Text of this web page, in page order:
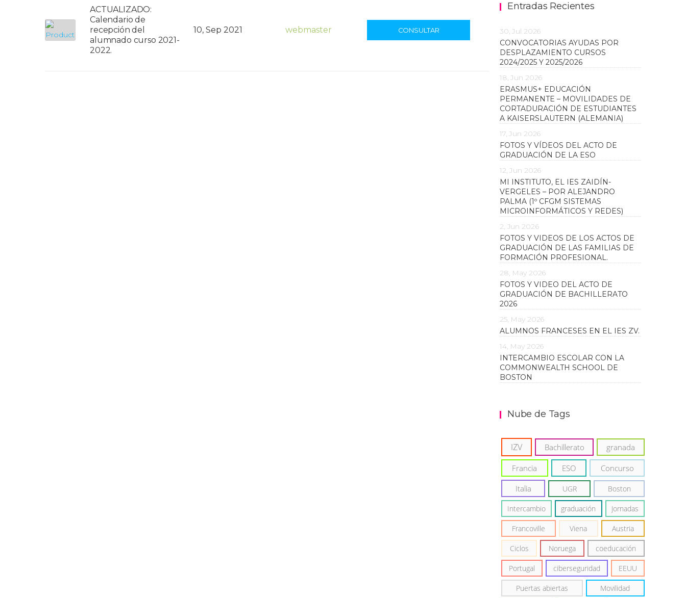
ACTUALIZADO:
Calendario de
recepción del
alumnado curso 2021-
2022.
10, Sep 2021 webmaster CONSULTAR
Entradas Recientes
30, Jul 2026
CONVOCATORIAS AYUDAS POR
DESPLAZAMIENTO CURSOS
2024/2025 Y 2025/2026
18, Jun 2026
ERASMUS+ EDUCACIÓN
PERMANENTE – MOVILIDADES DE
CORTADURACIÓN DE ESTUDIANTES
A KAISERSLAUTERN (ALEMANIA)
17, Jun 2026
FOTOS Y VÍDEOS DEL ACTO DE
GRADUACIÓN DE LA ESO
12, Jun 2026
MI INSTITUTO, EL IES ZAIDÍN-
VERGELES – POR ALEJANDRO
PALMA (1º CFGM SISTEMAS
MICROINFORMÁTICOS Y REDES)
2, Jun 2026
FOTOS Y VIDEOS DE LOS ACTOS DE
GRADUACIÓN DE LAS FAMILIAS DE
FORMACIÓN PROFESIONAL.
28, May 2026
FOTOS Y VIDEO DEL ACTO DE
GRADUACIÓN DE BACHILLERATO
2026
25, May 2026
ALUMNOS FRANCESES EN EL IES ZV.
14, May 2026
INTERCAMBIO ESCOLAR CON LA
COMMONWEALTH SCHOOL DE
BOSTON
Nube de Tags
IZV Bachillerato granada
Francia ESO
Concurso
Italia
UGR Boston
Intercambio graduación Jornadas
Francoville Viena Austria
Ciclos Noruega coeducación
Portugal ciberseguridad EEUU
Puertas abiertas Movilidad